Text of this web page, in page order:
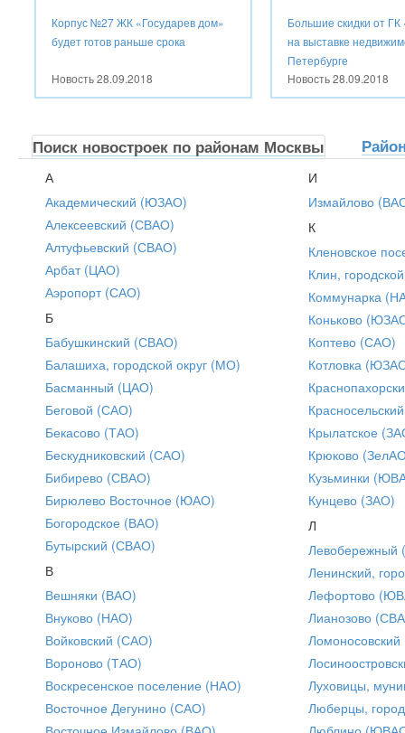
Корпус №27 ЖК «Государев дом»
будет готов раньше срока
Новость28.09.2018
Большие скидки от ГК
на выставке
Петербурге
Новость28.09.2018
Поиск новостроек по районам Москвы
А
Академический (ЮЗАО)
Алексеевский (СВАО)
Алтуфьевский (СВАО)
Арбат (ЦАО)
Аэропорт (САО)
Б
Бабушкинский (СВАО)
Балашиха, городской округ (МО)
Басманный (ЦАО)
Беговой (САО)
Бекасово (ТАО)
Бескудниковский (САО)
Бибирево (СВАО)
Бирюлево Восточное (ЮАО)
Богородское (ВАО)
Бутырский (СВАО)
В
Вешняки (ВАО)
Внуково (НАО)
Войковский (САО)
Вороново (ТАО)
Воскресенское поселение (НАО)
Восточное Дегунино (САО)
И
Измайлово
К
Кленовское
Клин,
Коммунарка
Коньково
Коптево (САО)
Котловка
Крылатское
Крюково
Кузьминки
Кунцево (ЗАО)
Л
Ленинский,
Лефортово
Лианозово
Луховицы,
Люберцы,